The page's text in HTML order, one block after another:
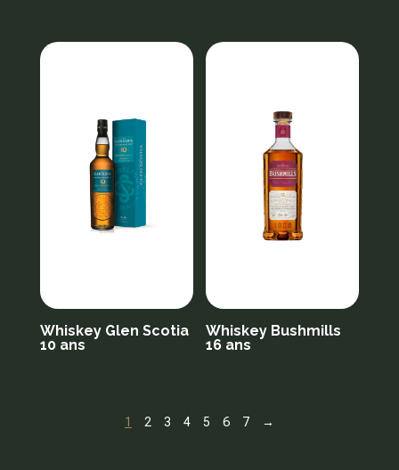
Whiskey Glen Scotia
10 ans
Whiskey Bushmills
16 ans
1 2 3 4 5 6 7 →